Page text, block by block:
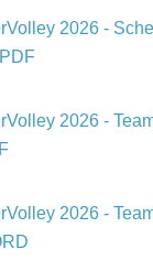
2026 -
2026 -
2026 -